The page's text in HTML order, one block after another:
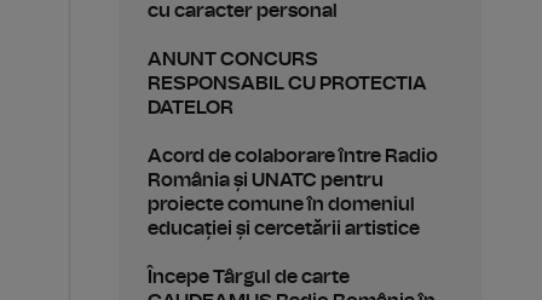
cu caracter personal
ANUNT CONCURS
RESPONSABIL CU PROTECTIA
DATELOR
Acord de colaborare între Radio
România și UNATC pentru
proiecte comune în domeniul
educației și cercetării artistice
Începe Târgul de carte